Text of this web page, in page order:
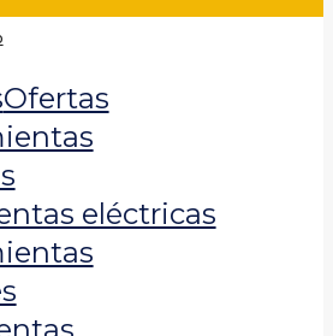
Ofertas
eléctricas